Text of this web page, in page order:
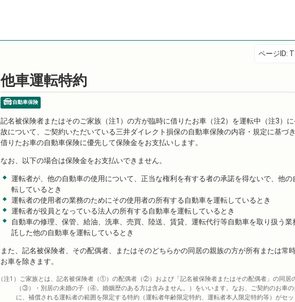
他車運転特約
自動車保険
記名被保険者またはそのご家族（注1）の方が臨時に借りたお車（注2）を運転中（注3）
故について、ご契約いただいている三井ダイレクト損保の自動車保険の内容・規定に基づ
借りたお車の自動車保険に優先して保険金をお支払いします。
なお、以下の場合は保険金をお支払いできません。
運転者が、他の自動車の使用について、正当な権利を有する者の承諾を得ないで、他の
転しているとき
運転者の使用者の業務のためにその使用者の所有する自動車を運転しているとき
運転者が役員となっている法人の所有する自動車を運転しているとき
自動車の修理、保管、給油、洗車、売買、陸送、賃貸、運転代行等自動車を取り扱う業
託した他の自動車を運転しているとき
また、記名被保険者、その配偶者、またはそのどちらかの同居の親族の方が所有または常
お車を除きます。
ご家族とは、記名被保険者（①）の配偶者（②）および「記名被保険者またはその配偶者」の同居
（③）・別居の未婚の子（④。婚姻歴のある方は含みません。）をいいます。なお、ご契約のお車
に、補償される運転者の範囲を限定する特約（運転者年齢限定特約、運転者本人限定特約等）がセ
ページID: